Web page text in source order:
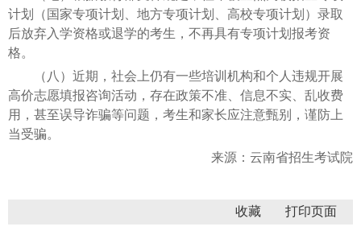
计划（国家专项计划、地方专项计划、高校专项计划）录取
后放弃入学资格或退学的考生，不再具有专项计划报考资
格。
（八）近期，社会上仍有一些培训机构和个人违规开展
高价志愿填报咨询活动，存在政策不准、信息不实、乱收费
用，甚至误导诈骗等问题，考生和家长应注意甄别，谨防上
当受骗。
来源：云南省招生考试院
收藏